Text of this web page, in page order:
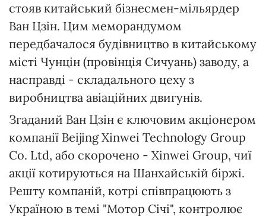
стояв китайський бізнесмен-мільярдер
Ван Цзін. Цим меморандумом
передбачалося будівництво в китайському
місті Чунцін (провінція Сичуань) заводу, а
насправді - складального цеху з
виробництва авіаційних двигунів.
Згаданий Ван Цзін є ключовим акціонером
компанії Beijing Xinwei Technology Group
Co. Ltd, або скорочено - Xinwei Group, чиї
акції котируються на Шанхайській біржі.
Решту компаній, котрі співпрацюють з
Україною в темі "Мотор Січі", контролює